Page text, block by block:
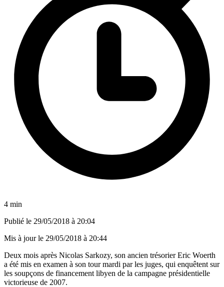
4 min
Publié le 29/05/2018 à 20:04
Mis à jour le 29/05/2018 à 20:44
Deux mois après Nicolas Sarkozy, son ancien trésorier Eric Woerth
a été mis en examen à son tour mardi par les juges, qui enquêtent sur
les soupçons de financement libyen de la campagne présidentielle
victorieuse de 2007.